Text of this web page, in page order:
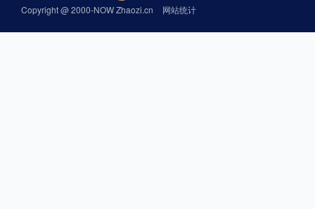
Copyright @ 2000-NOW Zhaozi.cn 网站统计